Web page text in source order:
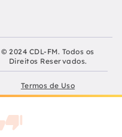
© 2024 CDL-FM. Todos os
Direitos Reservados.
Termos de Uso
Preferências de Cookies